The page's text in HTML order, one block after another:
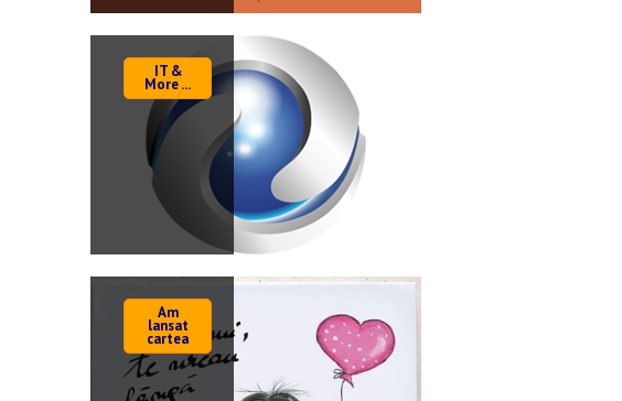
IT &
More ...
Am
lansat
cartea